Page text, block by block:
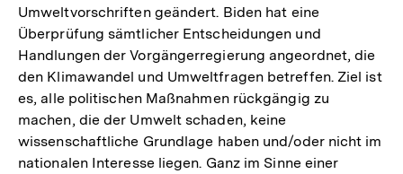
Umweltvorschriften geändert. Biden hat eine
Überprüfung sämtlicher Entscheidungen und
Handlungen der Vorgängerregierung angeordnet, die
den Klimawandel und Umweltfragen betreffen. Ziel ist
es, alle politischen Maßnahmen rückgängig zu
machen, die der Umwelt schaden, keine
wissenschaftliche Grundlage haben und/oder nicht im
nationalen Interesse liegen. Ganz im Sinne einer